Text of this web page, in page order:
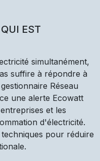
EST
simultanément,
suffire à répondre à
Réseau
une alerte Ecowatt
et les
d'électricité.
pour réduire